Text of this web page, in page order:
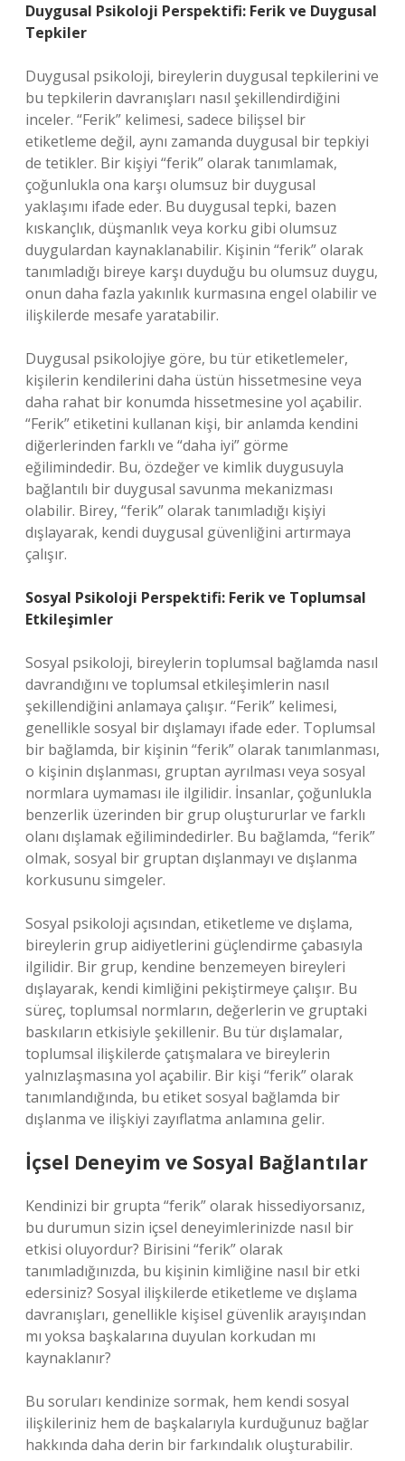
Duygusal Psikoloji Perspektifi: Ferik ve Duygusal
Tepkiler
Duygusal psikoloji, bireylerin duygusal tepkilerini ve
bu tepkilerin davranışları nasıl şekillendirdiğini
inceler. “Ferik” kelimesi, sadece bilişsel bir
etiketleme değil, aynı zamanda duygusal bir tepkiyi
de tetikler. Bir kişiyi “ferik” olarak tanımlamak,
çoğunlukla ona karşı olumsuz bir duygusal
yaklaşımı ifade eder. Bu duygusal tepki, bazen
kıskançlık, düşmanlık veya korku gibi olumsuz
duygulardan kaynaklanabilir. Kişinin “ferik” olarak
tanımladığı bireye karşı duyduğu bu olumsuz duygu,
onun daha fazla yakınlık kurmasına engel olabilir ve
ilişkilerde mesafe yaratabilir.
Duygusal psikolojiye göre, bu tür etiketlemeler,
kişilerin kendilerini daha üstün hissetmesine veya
daha rahat bir konumda hissetmesine yol açabilir.
“Ferik” etiketini kullanan kişi, bir anlamda kendini
diğerlerinden farklı ve “daha iyi” görme
eğilimindedir. Bu, özdeğer ve kimlik duygusuyla
bağlantılı bir duygusal savunma mekanizması
olabilir. Birey, “ferik” olarak tanımladığı kişiyi
dışlayarak, kendi duygusal güvenliğini artırmaya
çalışır.
Sosyal Psikoloji Perspektifi: Ferik ve Toplumsal
Etkileşimler
Sosyal psikoloji, bireylerin toplumsal bağlamda nasıl
davrandığını ve toplumsal etkileşimlerin nasıl
şekillendiğini anlamaya çalışır. “Ferik” kelimesi,
genellikle sosyal bir dışlamayı ifade eder. Toplumsal
bir bağlamda, bir kişinin “ferik” olarak tanımlanması,
o kişinin dışlanması, gruptan ayrılması veya sosyal
normlara uymaması ile ilgilidir. İnsanlar, çoğunlukla
benzerlik üzerinden bir grup oluştururlar ve farklı
olanı dışlamak eğilimindedirler. Bu bağlamda, “ferik”
olmak, sosyal bir gruptan dışlanmayı ve dışlanma
korkusunu simgeler.
Sosyal psikoloji açısından, etiketleme ve dışlama,
bireylerin grup aidiyetlerini güçlendirme çabasıyla
ilgilidir. Bir grup, kendine benzemeyen bireyleri
dışlayarak, kendi kimliğini pekiştirmeye çalışır. Bu
süreç, toplumsal normların, değerlerin ve gruptaki
baskıların etkisiyle şekillenir. Bu tür dışlamalar,
toplumsal ilişkilerde çatışmalara ve bireylerin
yalnızlaşmasına yol açabilir. Bir kişi “ferik” olarak
tanımlandığında, bu etiket sosyal bağlamda bir
dışlanma ve ilişkiyi zayıflatma anlamına gelir.
İçsel Deneyim ve Sosyal Bağlantılar
Kendinizi bir grupta “ferik” olarak hissediyorsanız,
bu durumun sizin içsel deneyimlerinizde nasıl bir
etkisi oluyordur? Birisini “ferik” olarak
tanımladığınızda, bu kişinin kimliğine nasıl bir etki
edersiniz? Sosyal ilişkilerde etiketleme ve dışlama
davranışları, genellikle kişisel güvenlik arayışından
mı yoksa başkalarına duyulan korkudan mı
kaynaklanır?
Bu soruları kendinize sormak, hem kendi sosyal
ilişkileriniz hem de başkalarıyla kurduğunuz bağlar
hakkında daha derin bir farkındalık oluşturabilir.